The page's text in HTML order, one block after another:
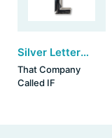
Silver Letter Keyring - L (set van 3)
That Company
Called IF